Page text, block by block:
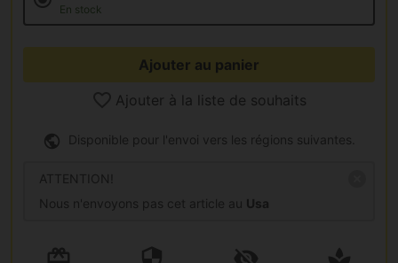
En stock
Ajouter au panier
Ajouter à la liste de souhaits
Disponible pour l'envoi vers les régions suivantes.
ATTENTION!
Nous n'envoyons pas cet article au Usa